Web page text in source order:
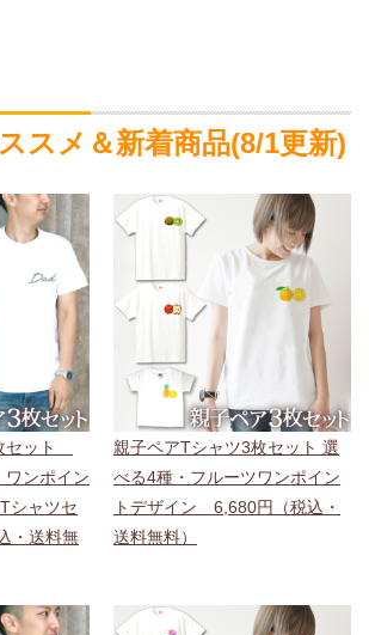
ト10倍中♪
イント10倍中♪
是非お見逃しなく！ （ポ
会員登録が必要です。
新規会員登録で
ン」進呈中！
そちらもお見逃しな
トキャンペーン！4/1（水）～4/5（日）
ント10倍中♪
是非お見逃しなく！ （ポイ
員登録が必要です。新規会員登録で
ン」進呈中！そちらもお見逃しな
スメ＆新着商品(8/1更新)
セット
ンポイン
シャツセ
・送料無
親子ペアTシャツ3枚セット 選
べる4種・フルーツワンポイン
トデザイン 6,680円（税込・
送料無料）